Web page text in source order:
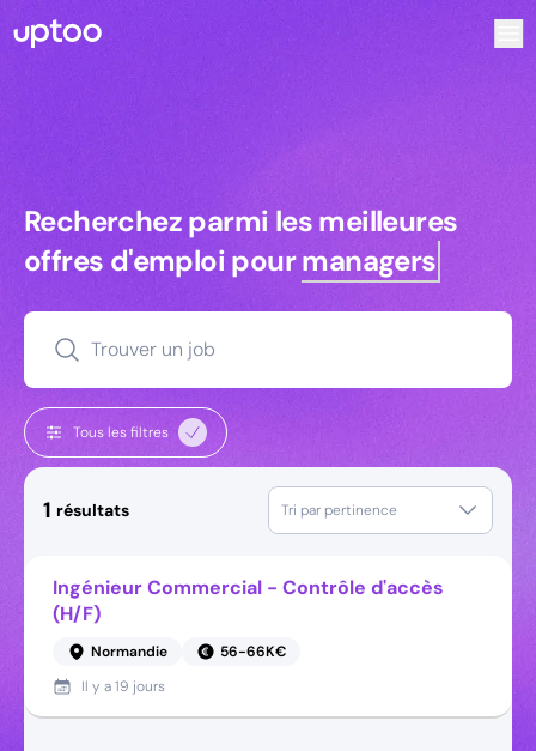
Recherchez parmi les meilleures
Recherchez parmi les meilleures
offres d'emploi pourmanagers
Trouver un job
Tous les filtres
1 résultats Tri par pertinence
Ingénieur Commercial - Contrôle d'accès
(H/F)
Normandie
56-66K€
Il y a19 jours